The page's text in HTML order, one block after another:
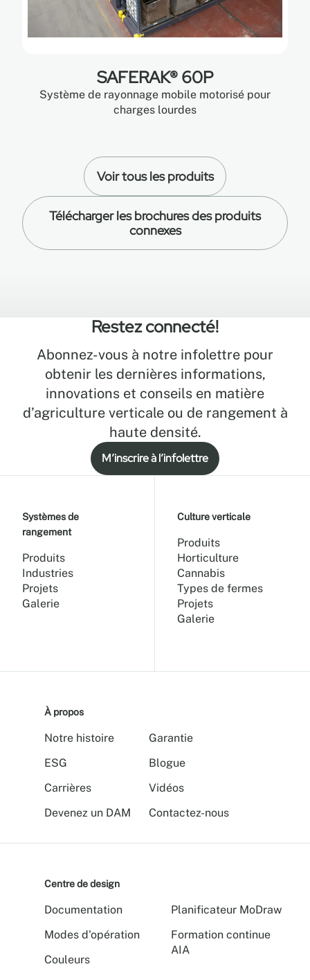
SAFERAK® 60P
Système de rayonnage mobile motorisé pour
charges lourdes
Voir tous les produits
Télécharger les brochures des produits
connexes
Restez connecté!
Abonnez-vous à notre infolettre pour
obtenir les dernières informations,
innovations et conseils en matière
d’agriculture verticale ou de rangement à
haute densité.
M’inscrire à l’infolettre
Systèmes de
rangement
Produits
Industries
Projets
Galerie
Culture verticale
Produits
Horticulture
Cannabis
Types de fermes
Projets
Galerie
À propos
Notre histoire
ESG
Carrières
Devenez un DAM
Garantie
Blogue
Vidéos
Contactez-nous
Centre de design
Documentation
Modes d'opération
Couleurs
Planificateur MoDraw
Formation continue
AIA